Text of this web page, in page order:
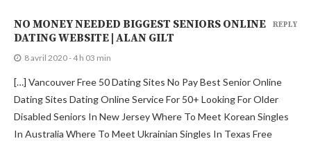
NO MONEY NEEDED BIGGEST SENIORS ONLINE
DATING WEBSITE | ALAN GILT
8 avril 2020 - 4 h 03 min
[…] Vancouver Free 50 Dating Sites No Pay Best Senior Online
Dating Sites Dating Online Service For 50+ Looking For Older
Disabled Seniors In New Jersey Where To Meet Korean Singles
In Australia Where To Meet Ukrainian Singles In Texas Free
REPLY